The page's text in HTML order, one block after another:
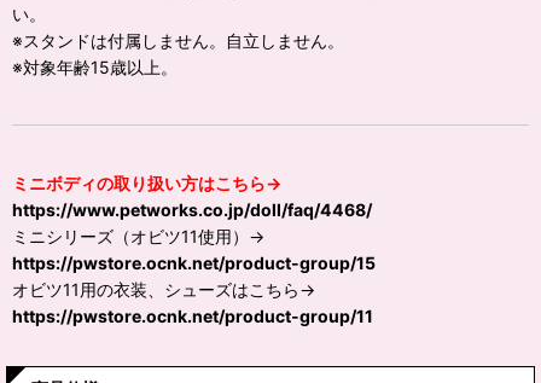
い。
※スタンドは付属しません。自立しません。
※対象年齢15歳以上。
ミニボディの取り扱い方はこちら→
https://www.petworks.co.jp/doll/faq/4468/
ミニシリーズ（オビツ11使用）→
https://pwstore.ocnk.net/product-group/15
オビツ11用の衣装、シューズはこちら→
https://pwstore.ocnk.net/product-group/11